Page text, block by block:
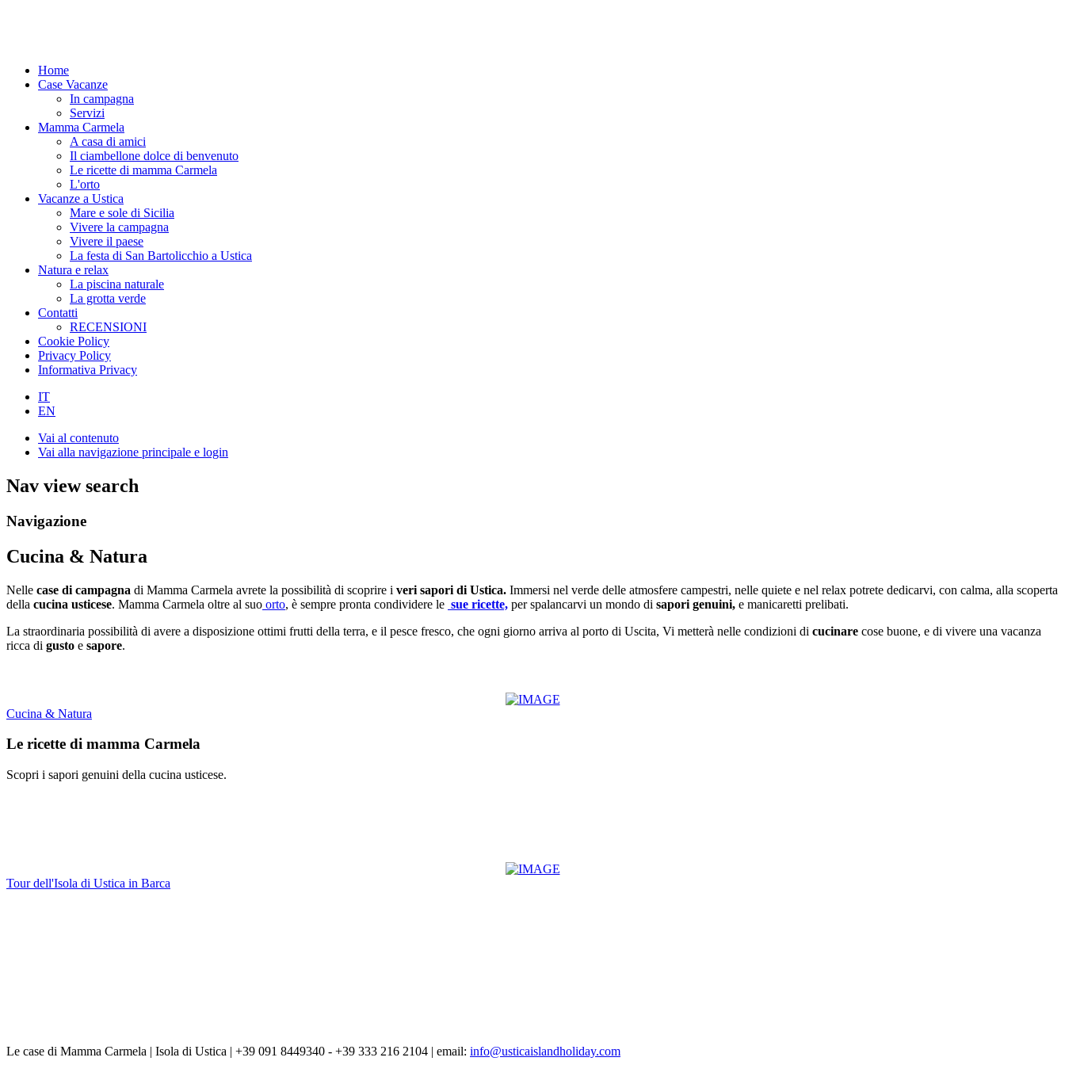
Home
Case Vacanze
In campagna
Servizi
Mamma Carmela
A casa di amici
Il ciambellone dolce di benvenuto
Le ricette di mamma Carmela
L'orto
Vacanze a Ustica
Mare e sole di Sicilia
Vivere la campagna
Vivere il paese
La festa di San Bartolicchio a Ustica
Natura e relax
La piscina naturale
La grotta verde
Contatti
RECENSIONI
Cookie Policy
Privacy Policy
Informativa Privacy
IT
EN
Vai al contenuto
Vai alla navigazione principale e login
Nav view search
Navigazione
Cucina & Natura
Nelle case di campagna di Mamma Carmela avrete la possibilità di scoprire i veri sapori di Ustica. Immersi nel verde delle atmosfere campestri, nelle quiete e nel relax potrete dedicarvi, con calma, alla scoperta
della cucina usticese. Mamma Carmela oltre al suo orto, è sempre pronta condividere le sue ricette, per spalancarvi un mondo di sapori genuini, e manicaretti prelibati.
La straordinaria possibilità di avere a disposizione ottimi frutti della terra, e il pesce fresco, che ogni giorno arriva al porto di Uscita, Vi metterà nelle condizioni di cucinare cose buone, e di vivere una vacanza
ricca di gusto e sapore.
Cucina & Natura
Le ricette di mamma Carmela
Scopri i sapori genuini della cucina usticese.
Tour dell'Isola di Ustica in Barca
Le case di Mamma Carmela | Isola di Ustica | +39 091 8449340 - +39 333 216 2104 | email: info@usticaislandholiday.com